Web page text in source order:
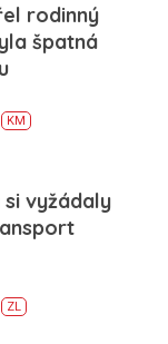
rodinný
špatná
KM
vyžádaly
ZL